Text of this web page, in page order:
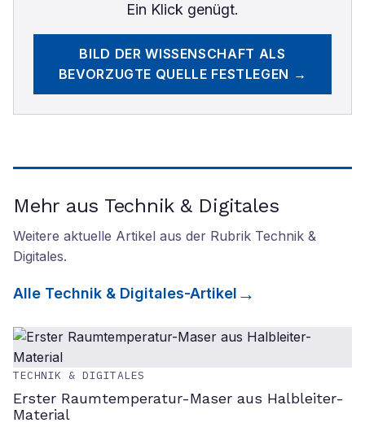
Ein Klick genügt.
BILD DER WISSENSCHAFT ALS
BEVORZUGTE QUELLE FESTLEGEN →
Mehr aus Technik & Digitales
Weitere aktuelle Artikel aus der Rubrik Technik &
Digitales.
Alle Technik & Digitales-Artikel
TECHNIK & DIGITALES
Erster Raumtemperatur-Maser aus Halbleiter-
Material